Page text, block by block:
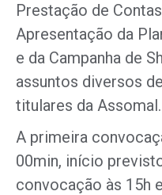
Prestação de
Apresentação da
e da Campanha de
assuntos diversos
titulares da Assomal.
A primeira
00min, início
convocação às 15h